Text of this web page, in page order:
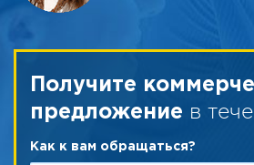
Получите
предложение в
Как к вам обращаться?